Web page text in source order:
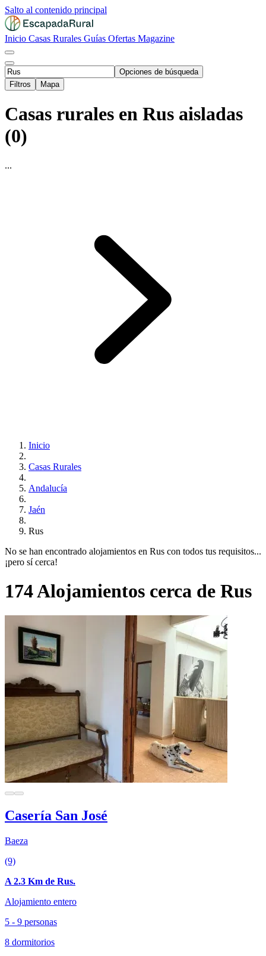
Salto al contenido principal
Inicio Casas Rurales Guías Ofertas Magazine
Opciones de búsqueda
Filtros
Mapa
Casas rurales en Rus aisladas
(0)
...
Inicio
Casas Rurales
Andalucía
Jaén
Rus
No se han encontrado alojamientos en Rus con todos tus requisitos...
¡pero sí cerca!
174 Alojamientos cerca de Rus
Casería San José
Baeza
(9)
A 2.3 Km de Rus.
Alojamiento entero
5 - 9 personas
8 dormitorios